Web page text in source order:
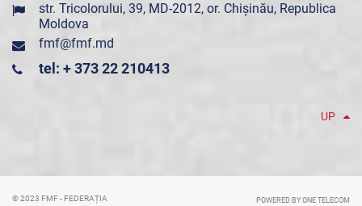
str. Tricolorului, 39, MD-2012, or. Chișinău, Republica
Moldova
fmf@fmf.md
tel: + 373 22 210413
UP
© 2023 FMF - FEDERAȚIA POWERED BY ONE TELECOM